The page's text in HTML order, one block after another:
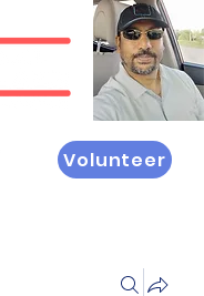
Volunteer